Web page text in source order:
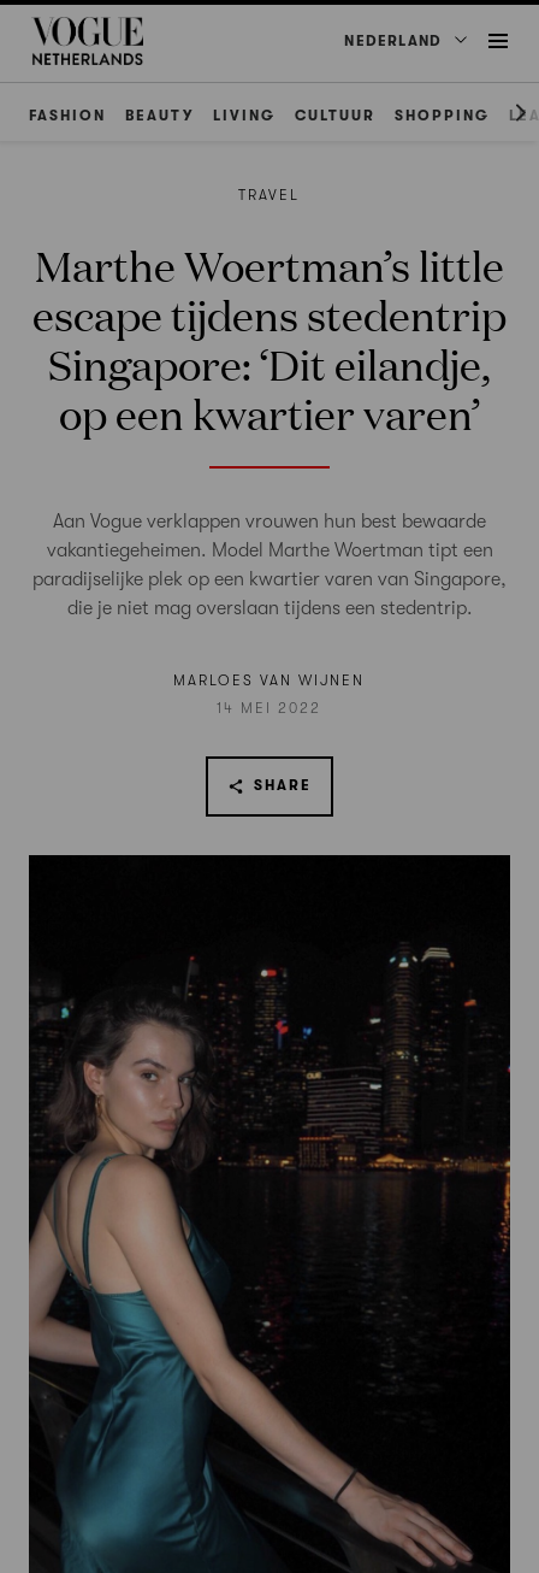
NEDERLAND
FASHION BEAUTY LIVING CULTUUR SHOPPING
TRAVEL
Marthe Woertman’s little
escape tijdens stedentrip
Singapore: ‘Dit eilandje,
op een kwartier varen’
Aan Vogue verklappen vrouwen hun best bewaarde
vakantiegeheimen. Model Marthe Woertman tipt een
paradijselijke plek op een kwartier varen van Singapore,
die je niet mag overslaan tijdens een stedentrip.
MARLOES VAN WIJNEN
14 MEI 2022
SHARE